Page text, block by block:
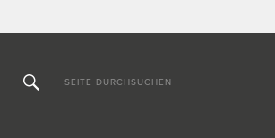
SEITE DURCHSUCHEN